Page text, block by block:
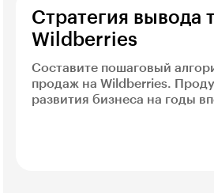
Стратегия вывода
Wildberries
Составите пошаговый
продаж на Wildberries.
развития бизнеса на годы